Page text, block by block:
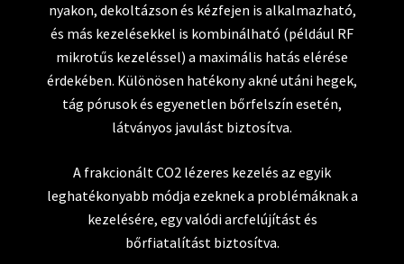
nyakon, dekoltázson és kézfejen is alkalmazható,
és más kezelésekkel is kombinálható (például RF
mikrotűs kezeléssel) a maximális hatás elérése
érdekében. Különösen hatékony akné utáni hegek,
tág pórusok és egyenetlen bőrfelszín esetén,
látványos javulást biztosítva.
A frakcionált CO2 lézeres kezelés az egyik
leghatékonyabb módja ezeknek a problémáknak a
kezelésére, egy valódi arcfelújítást és
bőrfiatalítást biztosítva.